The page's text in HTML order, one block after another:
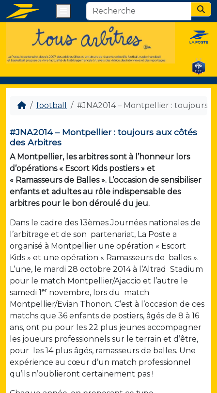
football #JNA2014 – Montpellier : toujours
#JNA2014 – Montpellier : toujours aux côtés
des Arbitres
A Montpellier, les arbitres sont à l’honneur lors
d’opérations « Escort Kids postiers » et
« Ramasseurs de Balles ». L’occasion de sensibiliser
enfants et adultes au rôle indispensable des
arbitres pour le bon déroulé du jeu.
Dans le cadre des 13èmes Journées nationales de
l’arbitrage et de son partenariat, La Poste a
organisé à Montpellier une opération « Escort
Kids » et une opération « Ramasseurs de balles ».
L’une, le mardi 28 octobre 2014 à l’Altrad Stadium
pour le match Montpellier/Ajaccio et l’autre le
samedi 1 er novembre, lors du match
Montpellier/Evian Thonon. C’est à l’occasion de ces
matchs que 36 enfants de postiers, âgés de 8 à 16
ans, ont pu pour les 22 plus jeunes accompagner
les joueurs professionnels sur le terrain et d’être,
pour les 14 plus âgés, ramasseurs de balles. Une
expérience au cœur d’un match professionnel
qu’ils n’oublieront certainement pas !